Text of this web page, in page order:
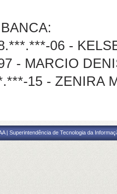
06 -
- MARCIO
15 - ZENIRA
| Superintendência de Tecnologia da